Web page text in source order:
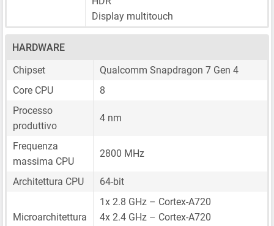
Display multitouch
HARDWARE
Chipset
Qualcomm Snapdragon 7 Gen 4
Core CPU
8
Processo
produttivo
4 nm
Frequenza
massima CPU
2800 MHz
Architettura CPU 64-bit
Microarchitettura
1x 2.8 GHz – Cortex-A720
4x 2.4 GHz – Cortex-A720